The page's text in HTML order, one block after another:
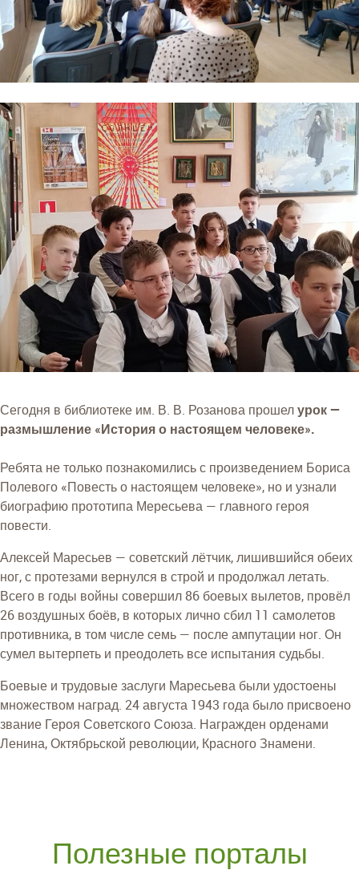
Сегодня в библиотеке им. В. В. Розанова прошел урок —
размышление «История о настоящем человеке».
Ребята не только познакомились с произведением Бориса
Полевого «Повесть о настоящем человеке», но и узнали
биографию прототипа Мересьева — главного героя
повести.
Алексей Маресьев — советский лётчик, лишившийся обеих
ног, с протезами вернулся в строй и продолжал летать.
Всего в годы войны совершил 86 боевых вылетов, провёл
26 воздушных боёв, в которых лично сбил 11 самолетов
противника, в том числе семь — после ампутации ног. Он
сумел вытерпеть и преодолеть все испытания судьбы.
Боевые и трудовые заслуги Маресьева были удостоены
множеством наград. 24 августа 1943 года было присвоено
звание Героя Советского Союза. Награжден орденами
Ленина, Октябрьской революции, Красного Знамени.
Полезные порталы